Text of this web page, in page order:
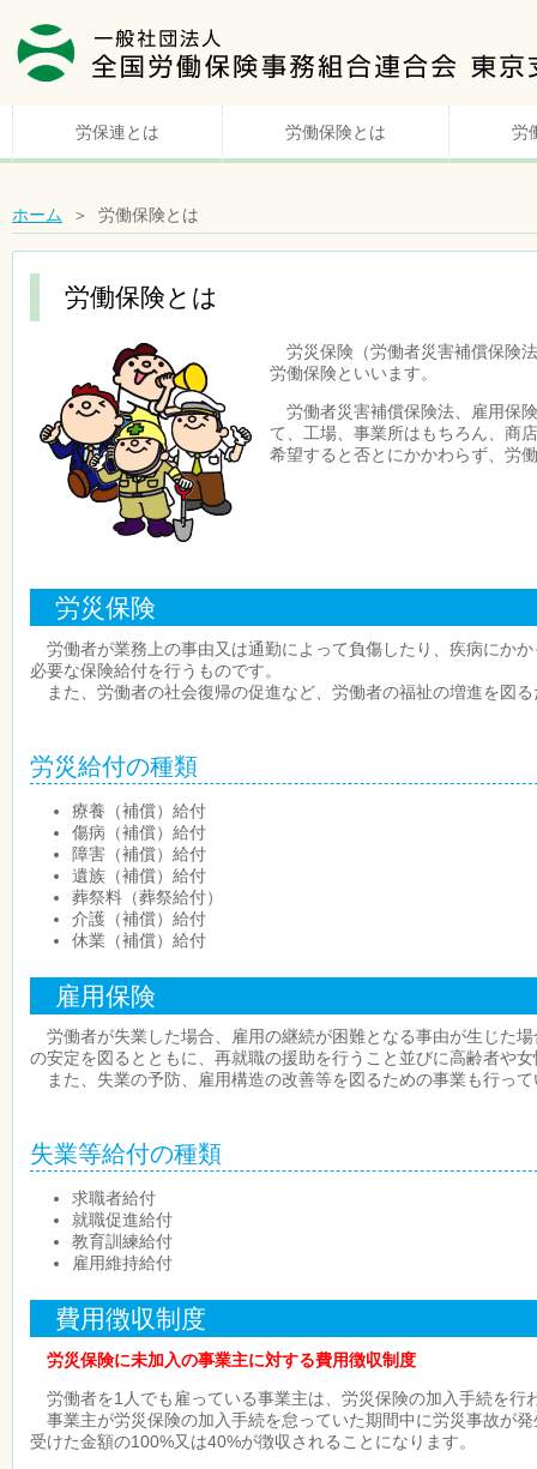
労保連とは 労働保険とは 労
ホーム ＞ 労働保険とは
労働保険とは
労災保険（労働者災害補償保険
労働保険といいます。
労働者災害補償保険法、雇用保
て、工場、事業所はもちろん、商
希望すると否とにかかわらず、労
労災保険
労働者が業務上の事由又は通勤によって負傷したり、疾病にか
必要な保険給付を行うものです。
また、労働者の社会復帰の促進など、労働者の福祉の増進を図
労災給付の種類
療養（補償）給付
傷病（補償）給付
障害（補償）給付
遺族（補償）給付
葬祭料（葬祭給付）
介護（補償）給付
休業（補償）給付
雇用保険
労働者が失業した場合、雇用の継続が困難となる事由が生じた
の安定を図るとともに、再就職の援助を行うこと並びに高齢者や
また、失業の予防、雇用構造の改善等を図るための事業も行って
失業等給付の種類
求職者給付
就職促進給付
教育訓練給付
雇用維持給付
費用徴収制度
労災保険に未加入の事業主に対する費用徴収制度
労働者を1人でも雇っている事業主は、労災保険の加入手続を行
事業主が労災保険の加入手続を怠っていた期間中に労災事故が
受けた金額の100%又は40%が徴収されることになります。